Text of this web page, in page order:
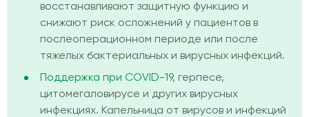
восстанавливают защитную функцию и
снижают риск осложнений у пациентов в
послеоперационном периоде или после
тяжелых бактериальных и вирусных инфекций.
Поддержка при COVID-19, герпесе,
цитомегаловирусе и других вирусных
инфекциях. Капельница от вирусов и инфекций